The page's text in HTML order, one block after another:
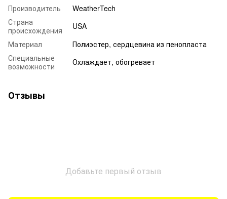
Производитель
WeatherTech
Страна
происхождения
USA
Материал
Полиэстер, сердцевина из пенопласта
Специальные
возможности
Охлаждает, обогревает
Отзывы
Добавьте первый отзыв